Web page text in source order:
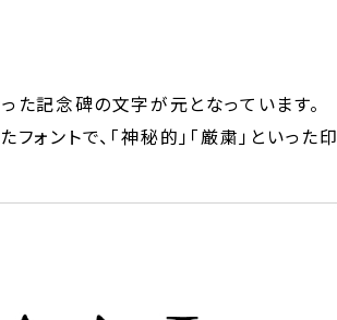
た記念碑の文字が元となっています。
ォントで、「神秘的」「厳粛」といった印